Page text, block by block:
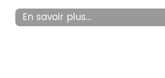
En savoir plus...